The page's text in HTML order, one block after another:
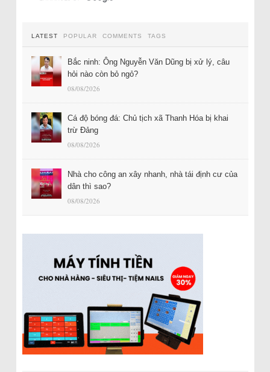
LATEST POPULAR COMMENTS TAGS
Bắc ninh: Ông Nguyễn Văn Dũng bị xử lý, câu
hỏi nào còn bỏ ngỏ?
08/08/2026
Cá độ bóng đá: Chủ tịch xã Thanh Hóa bị khai
trừ Đảng
08/08/2026
Nhà cho công an xây nhanh, nhà tái định cư của
dân thì sao?
08/08/2026